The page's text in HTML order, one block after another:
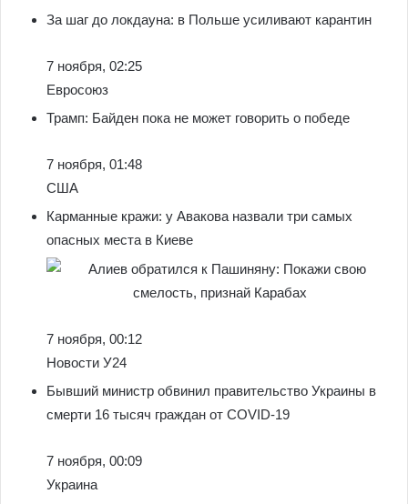
За шаг до локдауна: в Польше усиливают карантин
7 ноября, 02:25
Евросоюз
Трамп: Байден пока не может говорить о победе
7 ноября, 01:48
США
Карманные кражи: у Авакова назвали три самых
опасных места в Киеве
7 ноября, 00:12
Новости У24
Бывший министр обвинил правительство Украины в
смерти 16 тысяч граждан от COVID-19
7 ноября, 00:09
Украина